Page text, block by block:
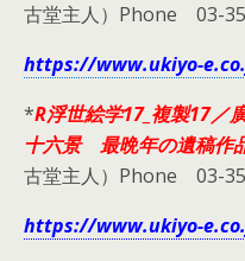
古堂主人）Phone 03-
https://www.ukiyo-
*R浮世絵学17_複製17
十六景 最晩年の遺稿作
古堂主人）Phone 03-
https://www.ukiyo-